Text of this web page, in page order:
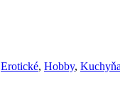
Erotické, Hobby,